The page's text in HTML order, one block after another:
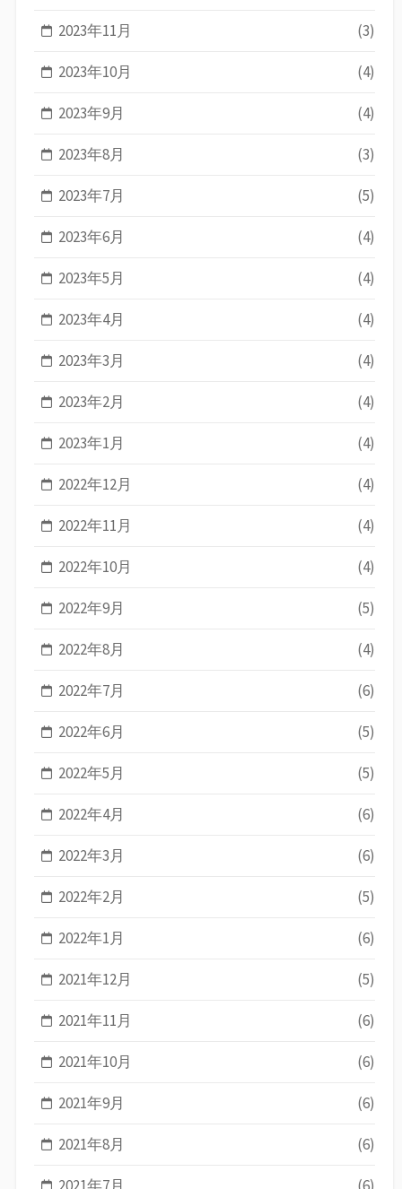
2023年11月 (3)
2023年10月 (4)
2023年9月 (4)
2023年8月 (3)
2023年7月 (5)
2023年6月 (4)
2023年5月 (4)
2023年4月 (4)
2023年3月 (4)
2023年2月 (4)
2023年1月 (4)
2022年12月 (4)
2022年11月 (4)
2022年10月 (4)
2022年9月 (5)
2022年8月 (4)
2022年7月 (6)
2022年6月 (5)
2022年5月 (5)
2022年4月 (6)
2022年3月 (6)
2022年2月 (5)
2022年1月 (6)
2021年12月 (5)
2021年11月 (6)
2021年10月 (6)
2021年9月 (6)
2021年8月 (6)
2021年7月 (6)